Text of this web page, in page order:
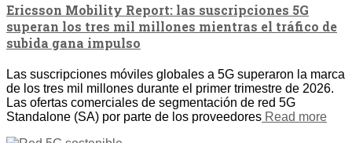
Ericsson Mobility Report: las suscripciones 5G
superan los tres mil millones mientras el tráfico de
subida gana impulso
Las suscripciones móviles globales a 5G superaron la marca
de los tres mil millones durante el primer trimestre de 2026.
Las ofertas comerciales de segmentación de red 5G
Standalone (SA) por parte de los proveedores Read more